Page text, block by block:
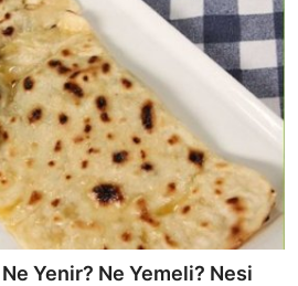
Yenir? Ne Yemeli? Nesi